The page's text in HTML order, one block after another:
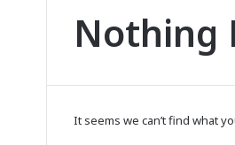
Nothing
It seems we can’t find what